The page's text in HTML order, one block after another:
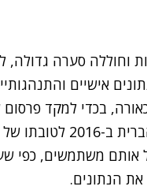
וחוללה סערה גדולה,
אישיים
בכדי למקד פרסום
של
משתמשים, כפי
הנתונים.